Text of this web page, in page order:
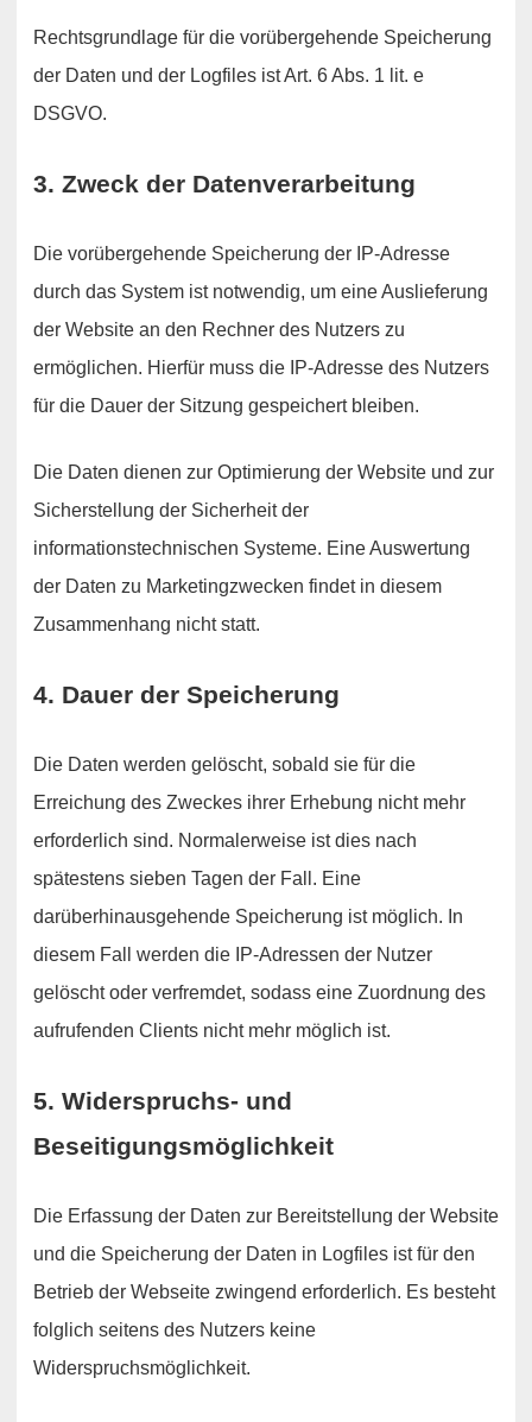
Rechtsgrundlage für die vorübergehende Speicherung
der Daten und der Logfiles ist Art. 6 Abs. 1 lit. e
DSGVO.
3. Zweck der Datenverarbeitung
Die vorübergehende Speicherung der IP-Adresse
durch das System ist notwendig, um eine Auslieferung
der Website an den Rechner des Nutzers zu
ermöglichen. Hierfür muss die IP-Adresse des Nutzers
für die Dauer der Sitzung gespeichert bleiben.
Die Daten dienen zur Optimierung der Website und zur
Sicherstellung der Sicherheit der
informationstechnischen Systeme. Eine Auswertung
der Daten zu Marketingzwecken findet in diesem
Zusammenhang nicht statt.
4. Dauer der Speicherung
Die Daten werden gelöscht, sobald sie für die
Erreichung des Zweckes ihrer Erhebung nicht mehr
erforderlich sind. Normalerweise ist dies nach
spätestens sieben Tagen der Fall. Eine
darüberhinausgehende Speicherung ist möglich. In
diesem Fall werden die IP-Adressen der Nutzer
gelöscht oder verfremdet, sodass eine Zuordnung des
aufrufenden Clients nicht mehr möglich ist.
5. Widerspruchs- und
Beseitigungsmöglichkeit
Die Erfassung der Daten zur Bereitstellung der Website
und die Speicherung der Daten in Logfiles ist für den
Betrieb der Webseite zwingend erforderlich. Es besteht
folglich seitens des Nutzers keine
Widerspruchsmöglichkeit.